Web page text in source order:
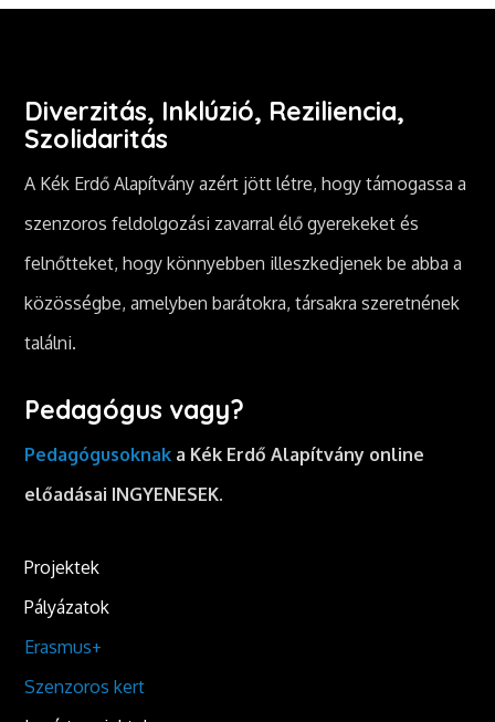
Diverzitás, Inklúzió, Reziliencia,
Szolidaritás
A Kék Erdő Alapítvány azért jött létre, hogy támogassa a
szenzoros feldolgozási zavarral élő gyerekeket és
felnőtteket, hogy könnyebben illeszkedjenek be abba a
közösségbe, amelyben barátokra, társakra szeretnének
találni.
Pedagógus vagy?
Pedagógusoknak a Kék Erdő Alapítvány online
előadásai INGYENESEK.
Projektek
Pályázatok
Erasmus+
Szenzoros kert